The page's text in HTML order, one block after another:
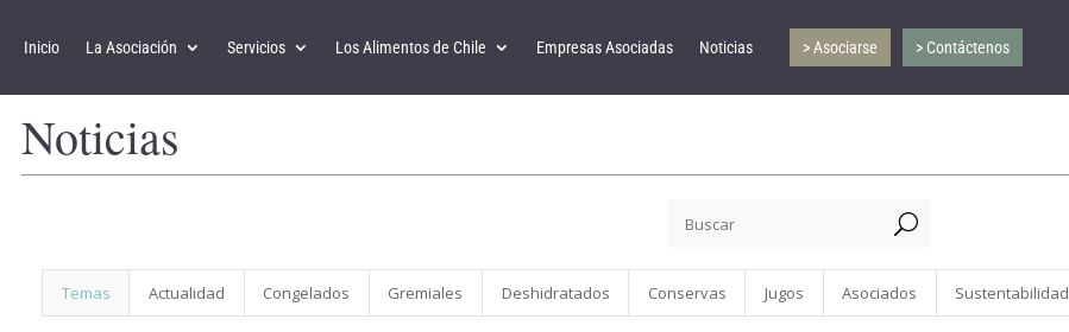
Inicio La Asociación Servicios Los Alimentos de Chile Empresas Asociadas Noticias > Asociarse > Contáctenos
Noticias
U
Temas Actualidad Congelados Gremiales Deshidratados Conservas Jugos Asociados Sustentabilidad